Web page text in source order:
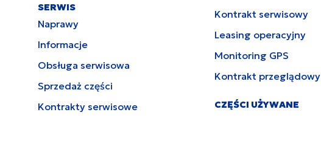
SERWIS
Naprawy
Informacje
Obsługa serwisowa
Sprzedaż części
Kontrakty serwisowe
Kontrakt serwisowy
Leasing operacyjny
Monitoring GPS
Kontrakt przeglądowy
CZĘŚCI UŻYWANE